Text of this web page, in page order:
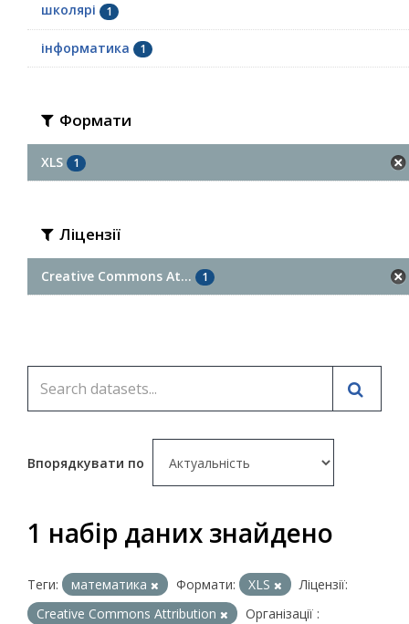
школярі 1
інформатика 1
Формати
XLS 1
Ліцензії
Creative Commons At... 1
Впорядкувати по
1 набір даних знайдено
Теги: математика Формати: XLS
Ліцензії:
Creative Commons Attribution
Організації :